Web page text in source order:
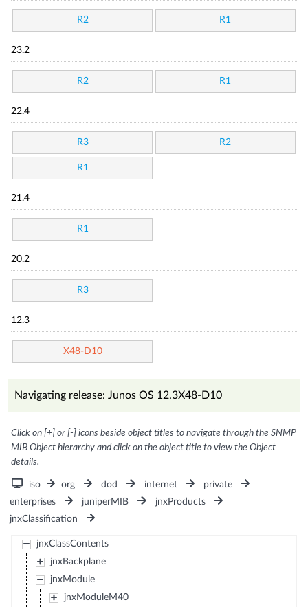
R2 R1
23.2
R2 R1
22.4
R3 R2
R1
21.4
R1
20.2
R3
12.3
X48-D10
Navigating release: Junos OS 12.3X48-D10
Click on [+] or [-] icons beside object titles to navigate through the SNMP
MIB Object hierarchy and click on the object title to view the Object
details.
iso org dod internet
private
enterprises
juniperMIB
jnxProducts
jnxClassification
jnxClassContents
jnxBackplane
jnxModule
jnxModuleM40